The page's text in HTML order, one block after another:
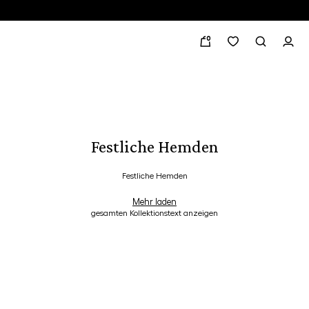
0
Festliche Hemden
Festliche Hemden
Mehr laden
gesamten Kollektionstext anzeigen